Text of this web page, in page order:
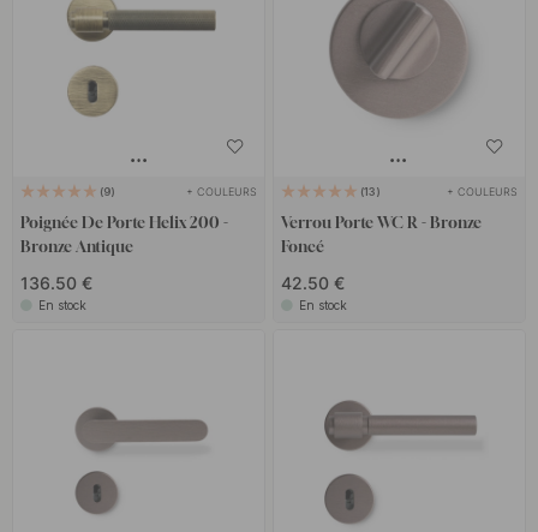
9 + COULEURS
Poignée De Porte Helix 200 -
Bronze Antique
136.50 €
En stock
13 + COULEURS
Verrou Porte WC R - Bronze
Foncé
42.50 €
En stock